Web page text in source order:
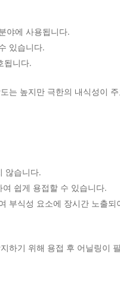
야에 사용됩니다.
있습니다.
됩니다.
는 높지만 극한의 내식성이
않습니다.
쉽게 용접할 수 있습니다.
부식성 요소에 장시간 노출되
하기 위해 용접 후 어닐링이